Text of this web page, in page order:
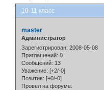
10-11 класс
master
Администратор
Зарегистрирован: 2008-05-08
Приглашений: 0
Сообщений: 13
Уважение: [+2/-0]
Позитив: [+0/-0]
Провел на форуме: